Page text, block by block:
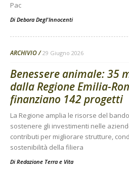
Pac
Di Debora Degl'Innocenti
ARCHIVIO 29 Giugno 2026
Benessere animale: 35
dalla Regione Emilia-
finanziano 142 progetti
La Regione amplia le risorse del
sostenere gli investimenti nelle
contributi per migliorare strutture,
sostenibilità della filiera
Di Redazione Terra e Vita